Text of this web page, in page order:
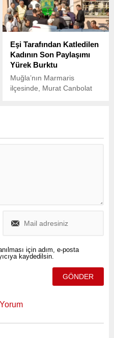
Eşi Tarafından Katledilen
Kadının Son Paylaşımı
Yürek Burktu
Muğla’nın Marmaris
ilçesinde, Murat Canbolat
Mesudiye Mahallesi Hekim
için adım, e-posta
kaydedilsin.